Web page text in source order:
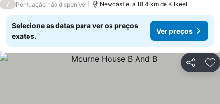
/ Pontuação não disponível Newcastle, a 18.4 km de Kilkeel
Selecione as datas para ver os preços
exatos.
Ver preços
Partilhar